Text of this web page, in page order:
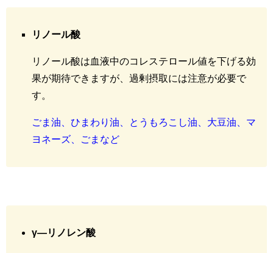
リノール酸
リノール酸は血液中のコレステロール値を下げる効
果が期待できますが、過剰摂取には注意が必要で
す。
ごま油、ひまわり油、とうもろこし油、大豆油、マ
ヨネーズ、ごまなど
γ―リノレン酸